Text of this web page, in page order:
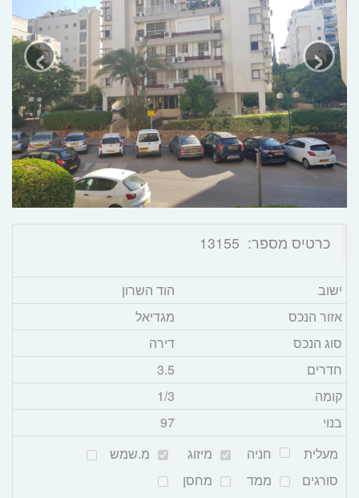
›
‹
כרטיס מספר: 13155
ישוב
הוד השרון
אזור הנכס
מגדיאל
סוג הנכס
דירה
חדרים
3.5
קומה
1/3
בנוי
97
מעלית
חניה מיזוג
מ.שמש
סורגים
ממד מחסן